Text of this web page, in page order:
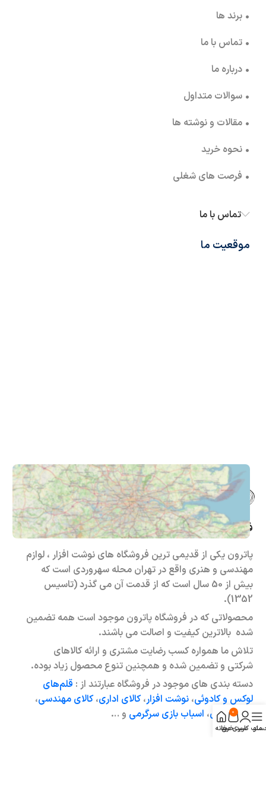
• برند ها
• تماس با ما
• درباره ما
• سوالات متداول
• مقالات و نوشته ها
• نحوه خرید
• فرصت های شغلی
تماس با ما
موقعیت ما
فروشگاه حضوری – اینترنتی پاترون
پاترون یکی از قدیمی ترین فروشگاه های نوشت افزار ، لوازم
مهندسی و هنری واقع در تهران محله سهروردی است که
بیش از 50 سال است که از قدمت آن می گذرد (تاسیس
1352).
محصولاتی که در فروشگاه پاترون موجود است همه تضمین
شده بالاترین کیفیت و اصالت می باشند.
تلاش ما همواره کسب رضایت مشتری و ارائه کالاهای
شرکتی و تضمین شده و همچنین تنوع محصول زیاد بوده.
دسته بندی های موجود در فروشگاه عبارتند از : قلم‌های
لوکس و کادوئی، نوشت افزار،کالای اداری،کالای مهندسی،
کالای هنری، اسباب بازی سرگرمی و …
منوکاربری من
0
سبد خریدخانه